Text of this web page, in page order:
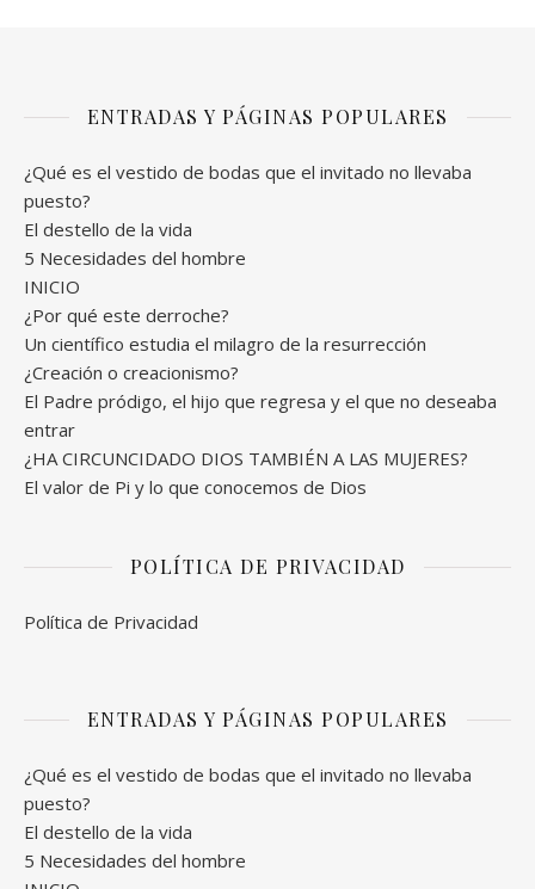
ENTRADAS Y PÁGINAS POPULARES
¿Qué es el vestido de bodas que el invitado no llevaba
puesto?
El destello de la vida
5 Necesidades del hombre
INICIO
¿Por qué este derroche?
Un científico estudia el milagro de la resurrección
¿Creación o creacionismo?
El Padre pródigo, el hijo que regresa y el que no deseaba
entrar
¿HA CIRCUNCIDADO DIOS TAMBIÉN A LAS MUJERES?
El valor de Pi y lo que conocemos de Dios
POLÍTICA DE PRIVACIDAD
Política de Privacidad
ENTRADAS Y PÁGINAS POPULARES
¿Qué es el vestido de bodas que el invitado no llevaba
puesto?
El destello de la vida
5 Necesidades del hombre